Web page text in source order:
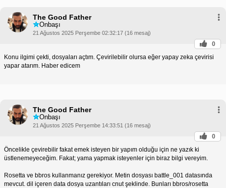
The Good Father
Onbaşı
21 Ağustos 2025 Perşembe 02:32:17 (16 mesaj)
0
Konu ilgimi çekti, dosyaları açtım. Çevirilebilir olursa eğer yapay zeka çevirisi
yapar atarım. Haber edicem
The Good Father
Onbaşı
21 Ağustos 2025 Perşembe 14:33:51 (16 mesaj)
0
Öncelikle çevirebilir fakat emek isteyen bir yapım olduğu için ne yazık ki
üstlenemeyeceğim. Fakat; yama yapmak isteyenler için biraz bilgi vereyim.
Rosetta ve bbros kullanmanız gerekiyor. Metin dosyası battle_001 datasında
mevcut. dil içeren data dosya uzantıları cnut şeklinde. Bunları bbros/rosetta